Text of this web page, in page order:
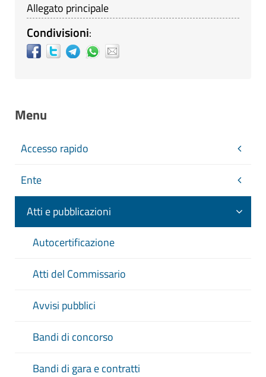
Allegato principale
Condivisioni:
Menu
Accesso rapido
Ente
Atti e pubblicazioni
Autocertificazione
Atti del Commissario
Avvisi pubblici
Bandi di concorso
Bandi di gara e contratti